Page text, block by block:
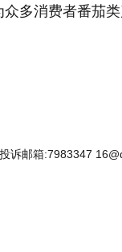
多消费者番茄类
诉邮箱:7983347